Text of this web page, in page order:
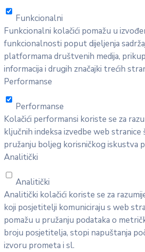
Funkcionalni
Funkcionalni kolačići pomažu u
funkcionalnosti poput dijeljenja
platformama društvenih medija,
informacija i drugih značajki trećih
Performanse
Performanse
Kolačići performansi koriste se za
ključnih indeksa izvedbe web stranice
pružanju boljeg korisničkog iskustva
Analitički
Analitički
Analitički kolačići koriste se za
koji posjetitelji komuniciraju s web
pomažu u pružanju podataka o
broju posjetitelja, stopi napuštanja
izvoru prometa i sl.